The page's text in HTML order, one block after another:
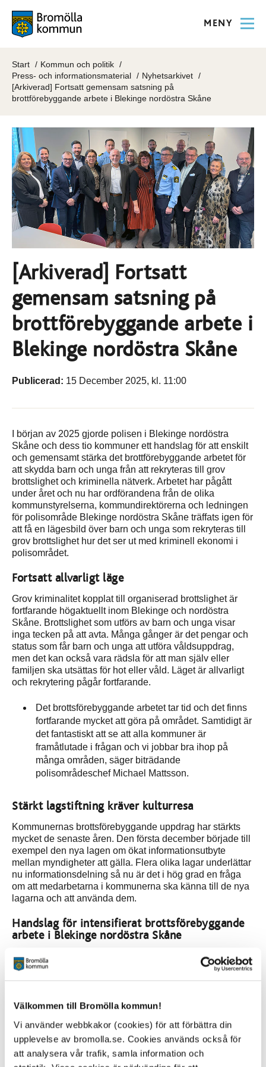
Välkommen till Bromölla kommun!
Vi använder webbkakor (cookies) för att förbättra din
upplevelse av bromolla.se. Cookies används också för
att analysera vår trafik, samla information och
MENY
Start
Kommun och politik
Press- och informationsmaterial
Nyhetsarkivet
[Arkiverad] Fortsatt gemensam satsning på
brottförebyggande arbete i Blekinge nordöstra Skåne
[Arkiverad] Fortsatt
gemensam satsning på
brottförebyggande arbete i
Blekinge nordöstra Skåne
Publicerad: 15 December 2025, kl. 11:00
I början av 2025 gjorde polisen i Blekinge nordöstra
Skåne och dess tio kommuner ett handslag för att enskilt
och gemensamt stärka det brottförebyggande arbetet för
att skydda barn och unga från att rekryteras till grov
brottslighet och kriminella nätverk. Arbetet har pågått
under året och nu har ordförandena från de olika
kommunstyrelserna, kommundirektörerna och ledningen
för polisområde Blekinge nordöstra Skåne träffats igen för
att få en lägesbild över barn och unga som rekryteras till
grov brottslighet hur det ser ut med kriminell ekonomi i
polisområdet.
Fortsatt allvarligt läge
Grov kriminalitet kopplat till organiserad brottslighet är
fortfarande högaktuellt inom Blekinge och nordöstra
Skåne. Brottslighet som utförs av barn och unga visar
inga tecken på att avta. Många gånger är det pengar och
status som får barn och unga att utföra våldsuppdrag,
men det kan också vara rädsla för att man själv eller
familjen ska utsättas för hot eller våld. Läget är allvarligt
och rekrytering pågår fortfarande.
Det brottsförebyggande arbetet tar tid och det finns
fortfarande mycket att göra på området. Samtidigt är
det fantastiskt att se att alla kommuner är
framåtlutade i frågan och vi jobbar bra ihop på
många områden, säger biträdande
polisområdeschef Michael Mattsson.
Stärkt lagstiftning kräver kulturresa
Kommunernas brottsförebyggande uppdrag har stärkts
mycket de senaste åren. Den första december började till
exempel den nya lagen om ökat informationsutbyte
mellan myndigheter att gälla. Flera olika lagar underlättar
nu informationsdelning så nu är det i hög grad en fråga
om att medarbetarna i kommunerna ska känna till de nya
lagarna och att använda dem.
Handslag för intensifierat brottsförebyggande
arbete i Blekinge nordöstra Skåne
Polisen och kommunernas samarbete intensifieras och
kommunerna stärker sitt brottsförebyggande arbete
rekryteras in i kriminalitet. Den strategiska samverkan
form det är nu 2023 och två möten hålls per år.
Handslaget består i att alla inblandade organisationer
ska: